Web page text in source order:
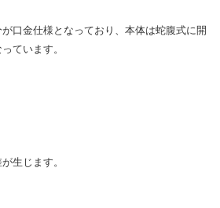
口金仕様となっており、本体は蛇腹式に開
ています。
生じます。